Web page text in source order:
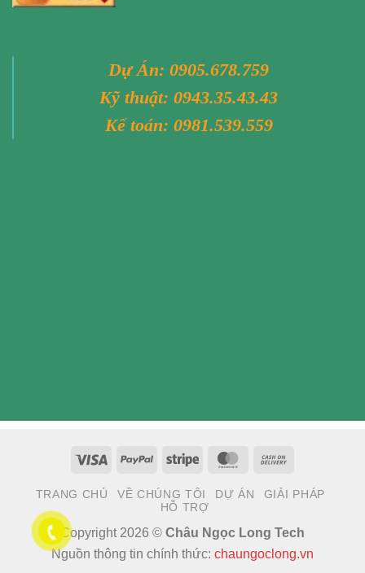
Dự Án: 0905.678.759
Kỹ thuật: 0943.35.43.43
Kế toán: 0981.539.559
Visa PayPal Stripe MasterCard
Delivery
TRANG CHỦ VỀ CHÚNG TÔI DỰ ÁN
GIẢI PHÁP
HỖ TRỢ
Copyright 2026 © Châu Ngọc Long Tech
Nguồn thông tin chính thức: chaungoclong.vn